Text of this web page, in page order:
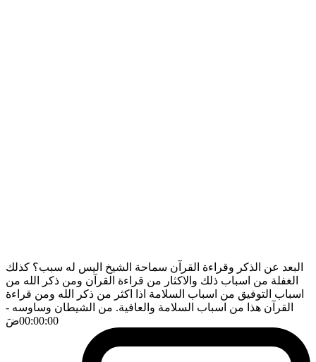
البعد عن الذكر وقراءة القرآن سماحة الشيخ اليس له سبب؟ كذلك
الغفلة من اسباب ذلك والاكثار من قراءة القرآن ومن ذكر الله من
اسباب التوفيق من اسباب السلامة اذا اكثر من ذكر الله ومن قراءة
القرآن هذا من اسباب السلامة والعافية. من الشيطان وساوسه -
00:00:00ضَ